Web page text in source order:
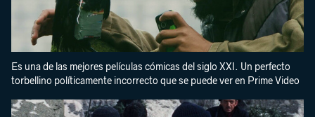
Es una de las mejores películas cómicas del siglo XXI. Un perfecto
torbellino políticamente incorrecto que se puede ver en Prime Video